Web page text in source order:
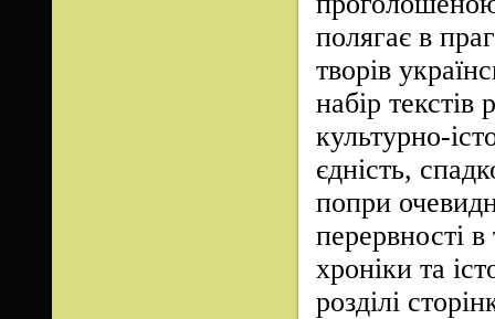
полягає в
творів
набір текстів
культурно-
єдність,
попри
перервності
хроніки та
розділі